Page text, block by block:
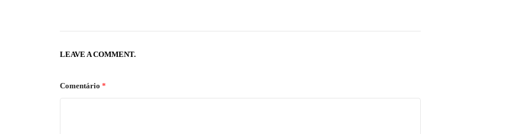
LEAVE A COMMENT.
Comentário *